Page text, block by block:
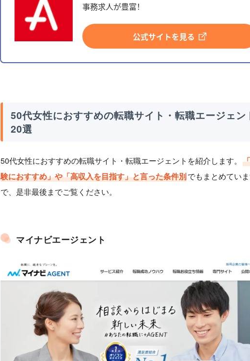
事務求人が豊富！
公式サイトを見る
50代女性におすすめの転職サイト・転職エージェン
20選
50代女性におすすめの転職サイト・転職エージェントを紹介します。
験におすすめ」や「高収入を目指す」と言った条件別でもまとめてい
で、是非最後までご覧ください。
マイナビエージェント